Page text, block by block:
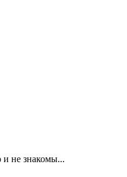
и не знакомы...